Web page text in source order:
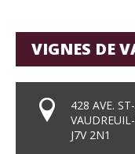
VIGNES DE
428 AVE.
J7V 2N1